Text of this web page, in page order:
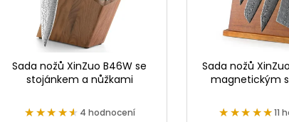
Sada nožů XinZuo B46W se
stojánkem a nůžkami
★★★★★
★★★★★ 4 hodnocení
Sada nožů
magnetickým
★★★★★
★★★★★11